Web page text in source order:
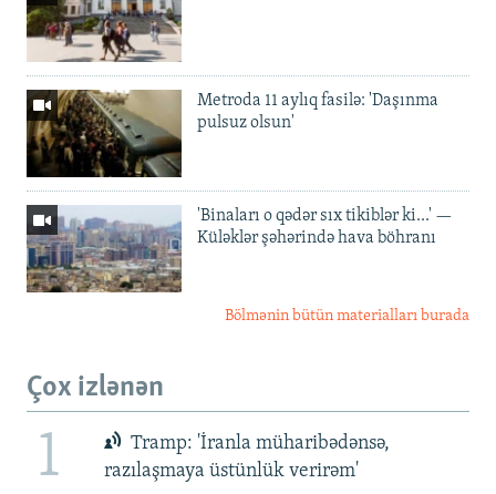
Metroda 11 aylıq fasilə: 'Daşınma
pulsuz olsun'
'Binaları o qədər sıx tikiblər ki...' —
Küləklər şəhərində hava böhranı
Bölmənin bütün materialları burada
Çox izlənən
1
Tramp: 'İranla müharibədənsə,
razılaşmaya üstünlük verirəm'